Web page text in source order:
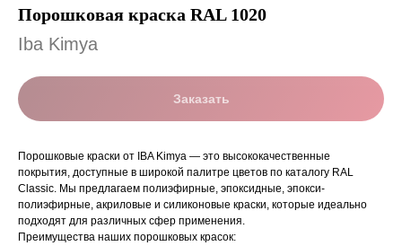
Порошковая краска RAL 1020
Iba Kimya
Заказать
Порошковые краски от IBA Kimya — это высококачественные
покрытия, доступные в широкой палитре цветов по каталогу RAL
Classic. Мы предлагаем полиэфирные, эпоксидные, эпокси-
полиэфирные, акриловые и силиконовые краски, которые идеально
подходят для различных сфер применения.
Преимущества наших порошковых красок: